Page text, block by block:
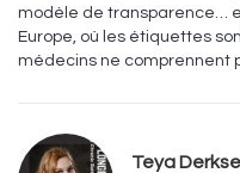
modèle de transparence…
Europe, où les étiquettes
médecins ne comprennent
Teya